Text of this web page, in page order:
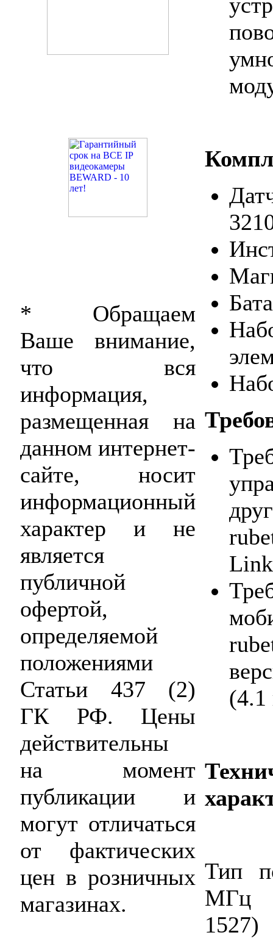
* Обращаем
Ваше внимание,
что вся
информация,
размещенная на
данном интернет-
сайте, носит
информационный
характер и не
является
публичной
офертой,
определяемой
положениями
Статьи 437 (2)
ГК РФ. Цены
действительны
на момент
публикации и
могут отличаться
от фактических
цен в розничных
магазинах.
(4.1
Тип
МГц
1527)